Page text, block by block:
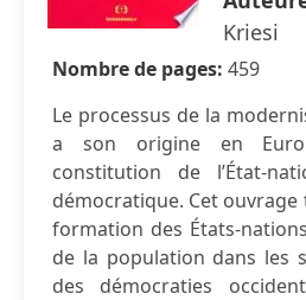
Kriesi
Nombre de pages: 459
Le processus de la
a son origine en
constitution de l’État-
démocratique. Cet ouvrage
formation des États-
de la population dans les
des démocraties